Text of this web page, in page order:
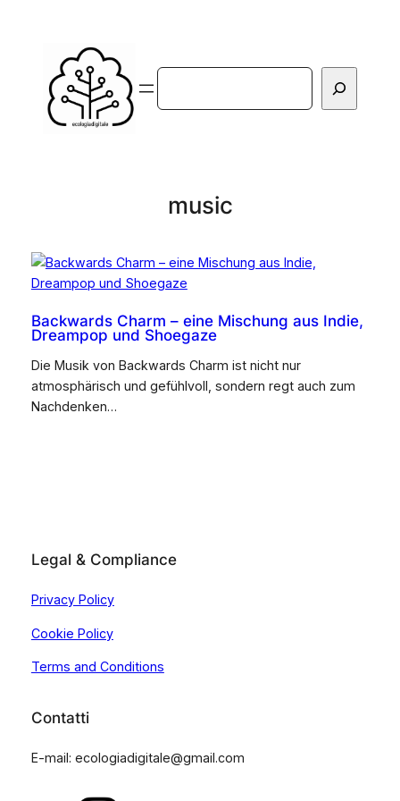
contenuto
Cerca
music
Backwards Charm – eine Mischung aus Indie,
Dreampop und Shoegaze
Die Musik von Backwards Charm ist nicht nur
atmosphärisch und gefühlvoll, sondern regt auch zum
Nachdenken…
Legal & Compliance
Privacy Policy
Cookie Policy
Terms and Conditions
Contatti
E-mail: ecologiadigitale@gmail.com